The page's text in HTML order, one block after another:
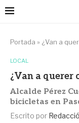
Portada » ¿Van a
LOCAL
¿Van a querer
Alcalde Pérez
bicicletas en
Escrito por